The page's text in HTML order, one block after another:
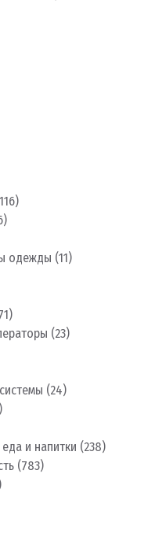
одежды (11)
(23)
(24)
и напитки (238)
(783)